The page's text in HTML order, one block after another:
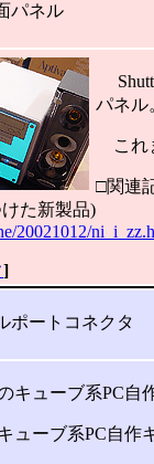
パネル
パネル
これ
□関連
けた新製品)
20021012/
]
ポートコネクタ
キューブ系PC自
ューブ系PC自作